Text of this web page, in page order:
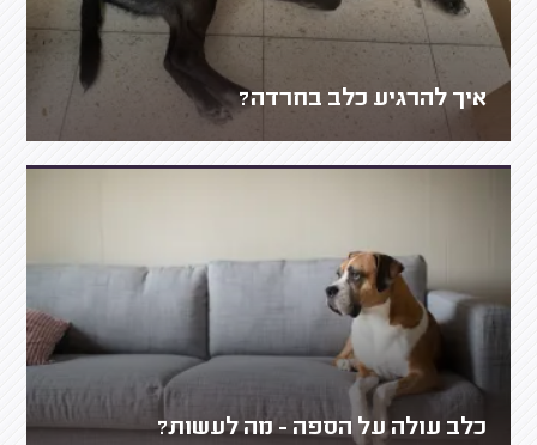
איך להרגיע כלב בחרדה?
כלב עולה על הספה - מה לעשות?